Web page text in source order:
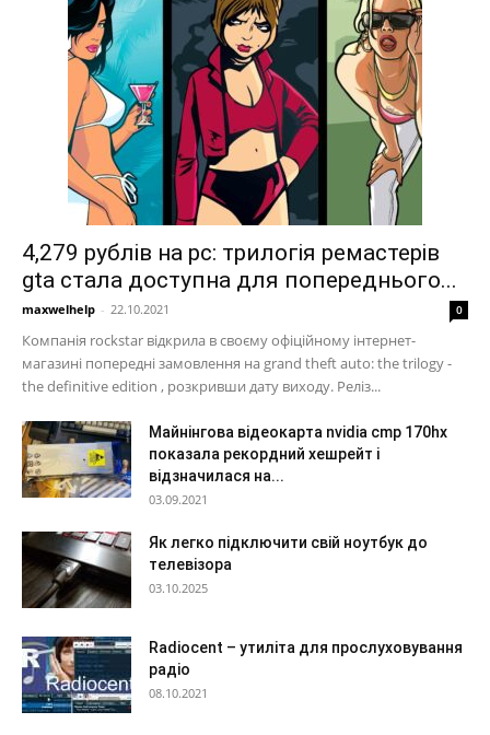
4,279 рублів на pc: трилогія ремастерів
gta стала доступна для попереднього...
maxwelhelp - 22.10.2021 0
Компанія rockstar відкрила в своєму офіційному інтернет-
магазині попередні замовлення на grand theft auto: the trilogy -
the definitive edition , розкривши дату виходу. Реліз...
Майнінгова відеокарта nvidia cmp 170hx
показала рекордний хешрейт і
відзначилася на...
03.09.2021
Як легко підключити свій ноутбук до
телевізора
03.10.2025
Radiocent – утиліта для прослуховування
радіо
08.10.2021